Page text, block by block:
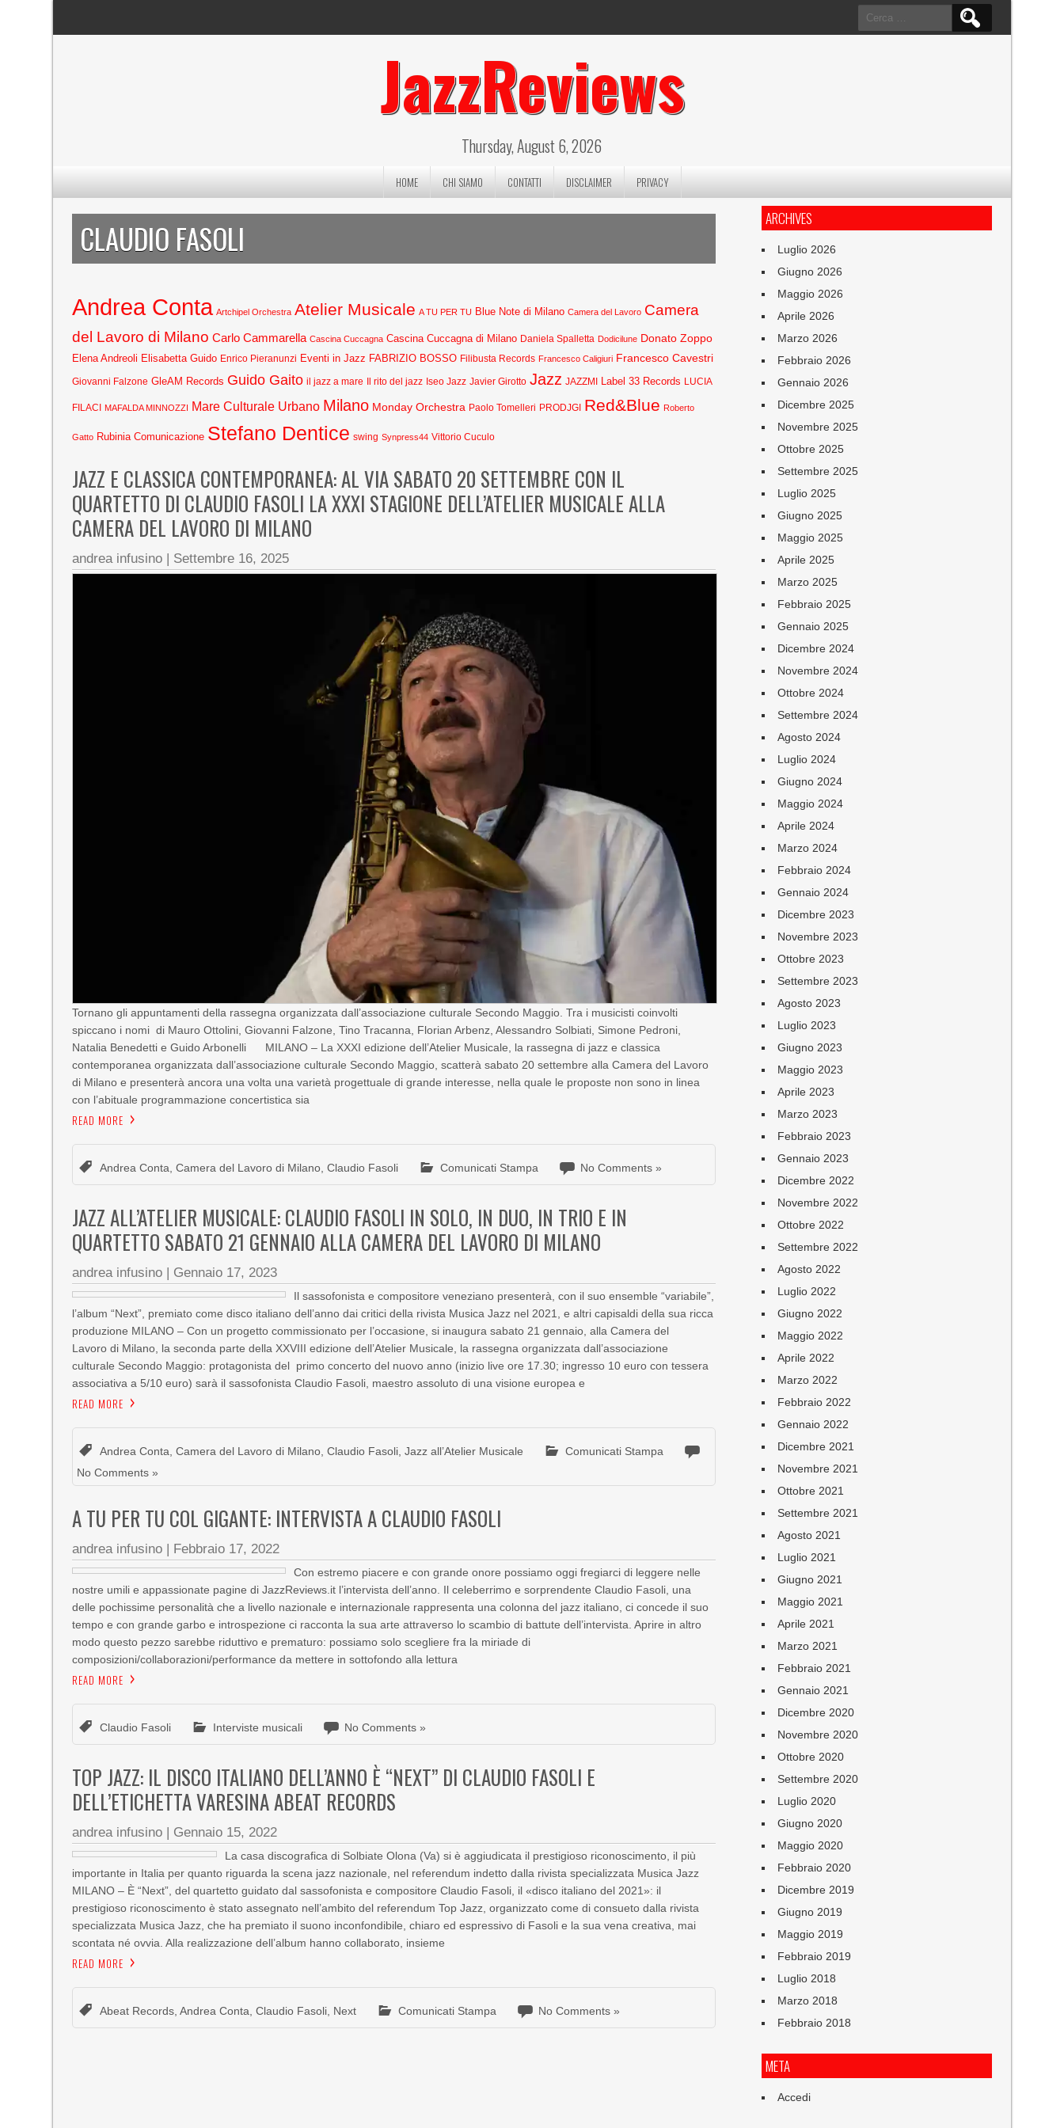
Ricerca
per:
JazzReviews
Thursday, August 6, 2026
HOME CHI SIAMO CONTATTI DISCLAIMER PRIVACY
CLAUDIO FASOLI
Andrea Conta Artchipel Orchestra Atelier Musicale A TU PER TU Blue Note di Milano Camera del Lavoro Camera
del Lavoro di Milano Carlo Cammarella Cascina Cuccagna Cascina Cuccagna di Milano Daniela Spalletta Dodicilune Donato Zoppo
Elena Andreoli Elisabetta Guido Enrico Pieranunzi Eventi in Jazz FABRIZIO BOSSO Filibusta Records Francesco Caligiuri Francesco Cavestri
Giovanni Falzone GleAM Records Guido Gaito il jazz a mare Il rito del jazz Iseo Jazz Javier Girotto Jazz JAZZMI Label 33 Records LUCIA
FILACI MAFALDA MINNOZZI Mare Culturale Urbano Milano Monday Orchestra Paolo Tomelleri PRODJGI Red&Blue Roberto
Gatto Rubinia Comunicazione Stefano Dentice swing Synpress44 Vittorio Cuculo
JAZZ E CLASSICA CONTEMPORANEA: AL VIA SABATO 20 SETTEMBRE CON IL
QUARTETTO DI CLAUDIO FASOLI LA XXXI STAGIONE DELL’ATELIER MUSICALE ALLA
CAMERA DEL LAVORO DI MILANO
andrea infusino | Settembre 16, 2025
Tornano gli appuntamenti della rassegna organizzata dall’associazione culturale Secondo Maggio. Tra i musicisti coinvolti
spiccano i nomi di Mauro Ottolini, Giovanni Falzone, Tino Tracanna, Florian Arbenz, Alessandro Solbiati, Simone Pedroni,
Natalia Benedetti e Guido Arbonelli MILANO – La XXXI edizione dell’Atelier Musicale, la rassegna di jazz e classica
contemporanea organizzata dall’associazione culturale Secondo Maggio, scatterà sabato 20 settembre alla Camera del Lavoro
di Milano e presenterà ancora una volta una varietà progettuale di grande interesse, nella quale le proposte non sono in linea
con l’abituale programmazione concertistica sia
READ MORE
Andrea Conta ,Camera del Lavoro di Milano ,Claudio Fasoli Comunicati Stampa No Comments »
JAZZ ALL’ATELIER MUSICALE: CLAUDIO FASOLI IN SOLO, IN DUO, IN TRIO E IN
QUARTETTO SABATO 21 GENNAIO ALLA CAMERA DEL LAVORO DI MILANO
andrea infusino | Gennaio 17, 2023
Il sassofonista e compositore veneziano presenterà, con il suo ensemble “variabile”,
l’album “Next”, premiato come disco italiano dell’anno dai critici della rivista Musica Jazz nel 2021, e altri capisaldi della sua ricca
produzione MILANO – Con un progetto commissionato per l’occasione, si inaugura sabato 21 gennaio, alla Camera del
Lavoro di Milano, la seconda parte della XXVIII edizione dell’Atelier Musicale, la rassegna organizzata dall’associazione
culturale Secondo Maggio: protagonista del primo concerto del nuovo anno (inizio live ore 17.30; ingresso 10 euro con tessera
associativa a 5/10 euro) sarà il sassofonista Claudio Fasoli, maestro assoluto di una visione europea e
READ MORE
Andrea Conta ,Camera del Lavoro di Milano ,Claudio Fasoli ,Jazz all’Atelier Musicale
Comunicati Stampa
No Comments »
A TU PER TU COL GIGANTE: INTERVISTA A CLAUDIO FASOLI
andrea infusino | Febbraio 17, 2022
Con estremo piacere e con grande onore possiamo oggi fregiarci di leggere nelle
nostre umili e appassionate pagine di JazzReviews.it l’intervista dell’anno. Il celeberrimo e sorprendente Claudio Fasoli, una
delle pochissime personalità che a livello nazionale e internazionale rappresenta una colonna del jazz italiano, ci concede il suo
tempo e con grande garbo e introspezione ci racconta la sua arte attraverso lo scambio di battute dell’intervista. Aprire in altro
modo questo pezzo sarebbe riduttivo e prematuro: possiamo solo scegliere fra la miriade di
composizioni/collaborazioni/performance da mettere in sottofondo alla lettura
READ MORE
Claudio Fasoli Interviste musicali No Comments »
TOP JAZZ: IL DISCO ITALIANO DELL’ANNO È “NEXT” DI CLAUDIO FASOLI E
DELL’ETICHETTA VARESINA ABEAT RECORDS
andrea infusino | Gennaio 15, 2022
La casa discografica di Solbiate Olona (Va) si è aggiudicata il prestigioso riconoscimento, il più
importante in Italia per quanto riguarda la scena jazz nazionale, nel referendum indetto dalla rivista specializzata Musica Jazz
MILANO – È “Next”, del quartetto guidato dal sassofonista e compositore Claudio Fasoli, il «disco italiano del 2021»: il
prestigioso riconoscimento è stato assegnato nell’ambito del referendum Top Jazz, organizzato come di consueto dalla rivista
specializzata Musica Jazz, che ha premiato il suono inconfondibile, chiaro ed espressivo di Fasoli e la sua vena creativa, mai
scontata né ovvia. Alla realizzazione dell’album hanno collaborato, insieme
READ MORE
Abeat Records ,Andrea Conta ,Claudio Fasoli Next Comunicati Stampa No Comments »
ARCHIVES
Luglio 2026
Giugno 2026
Maggio 2026
Aprile 2026
Marzo 2026
Febbraio 2026
Gennaio 2026
Dicembre 2025
Novembre 2025
Ottobre 2025
Settembre 2025
Luglio 2025
Giugno 2025
Maggio 2025
Aprile 2025
Marzo 2025
Febbraio 2025
Gennaio 2025
Dicembre 2024
Novembre 2024
Ottobre 2024
Settembre 2024
Agosto 2024
Luglio 2024
Giugno 2024
Maggio 2024
Aprile 2024
Marzo 2024
Febbraio 2024
Gennaio 2024
Dicembre 2023
Novembre 2023
Ottobre 2023
Settembre 2023
Agosto 2023
Luglio 2023
Giugno 2023
Maggio 2023
Aprile 2023
Marzo 2023
Febbraio 2023
Gennaio 2023
Dicembre 2022
Novembre 2022
Ottobre 2022
Settembre 2022
Agosto 2022
Luglio 2022
Giugno 2022
Maggio 2022
Aprile 2022
Marzo 2022
Febbraio 2022
Gennaio 2022
Dicembre 2021
Novembre 2021
Ottobre 2021
Settembre 2021
Agosto 2021
Luglio 2021
Giugno 2021
Maggio 2021
Aprile 2021
Marzo 2021
Febbraio 2021
Gennaio 2021
Dicembre 2020
Novembre 2020
Ottobre 2020
Settembre 2020
Luglio 2020
Giugno 2020
Maggio 2020
Febbraio 2020
Dicembre 2019
Giugno 2019
Maggio 2019
Febbraio 2019
Luglio 2018
Marzo 2018
Febbraio 2018
META
Accedi